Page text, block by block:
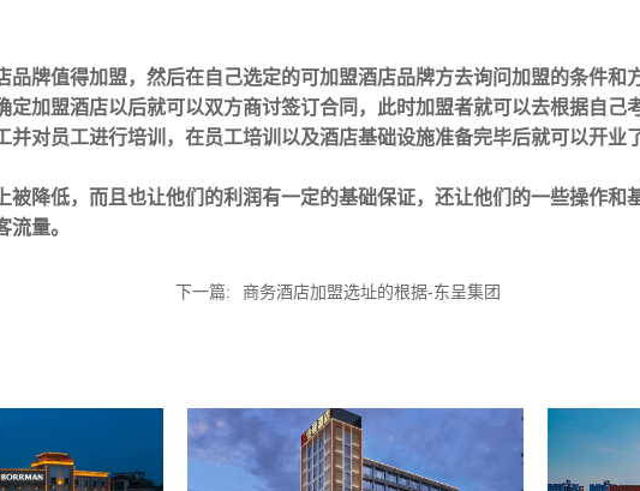
牌值得加盟，然后在自己选定的可加盟酒店品牌方去询问加盟的条件和
加盟酒店以后就可以双方商讨签订合同，此时加盟者就可以去根据自己
对员工进行培训，在员工培训以及酒店基础设施准备完毕后就可以开业了
降低，而且也让他们的利润有一定的基础保证，还让他们的一些操作和
量。
下一篇: 商务酒店加盟选址的根据-东呈集团